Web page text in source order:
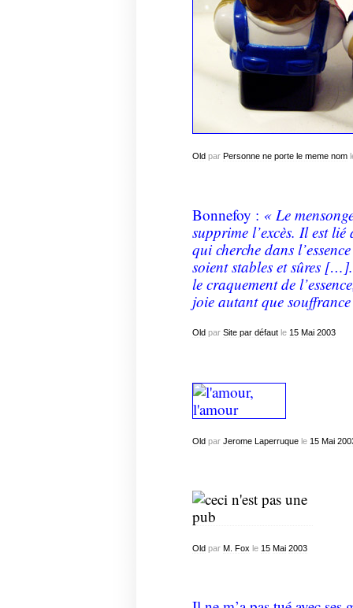
Old par Personne ne porte le meme nom
Bonnefoy : « Le
supprime l’excès. Il est lié
qui cherche dans
soient stables et sûres […].
le craquement de
joie autant que
Oldpar Site par défautle 15 Mai 2003
Oldpar Jerome Laperruquele 15 Mai
Oldpar M. Fox le 15 Mai 2003